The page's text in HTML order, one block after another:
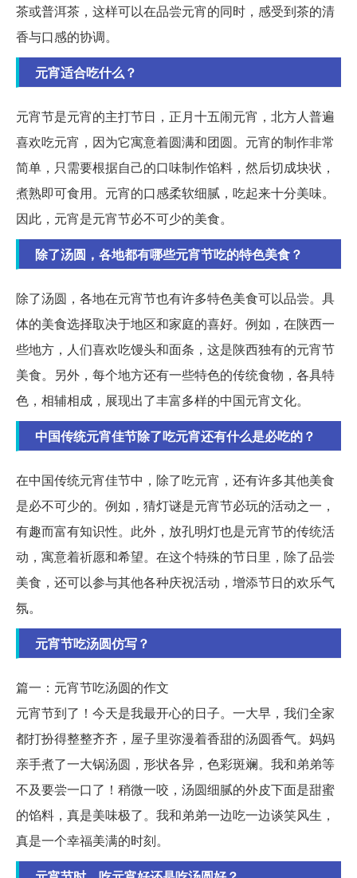
茶或普洱茶，这样可以在品尝元宵的同时，感受到茶的清
香与口感的协调。
元宵适合吃什么？
元宵节是元宵的主打节日，正月十五闹元宵，北方人普遍
喜欢吃元宵，因为它寓意着圆满和团圆。元宵的制作非常
简单，只需要根据自己的口味制作馅料，然后切成块状，
煮熟即可食用。元宵的口感柔软细腻，吃起来十分美味。
因此，元宵是元宵节必不可少的美食。
除了汤圆，各地都有哪些元宵节吃的特色美食？
除了汤圆，各地在元宵节也有许多特色美食可以品尝。具
体的美食选择取决于地区和家庭的喜好。例如，在陕西一
些地方，人们喜欢吃馒头和面条，这是陕西独有的元宵节
美食。另外，每个地方还有一些特色的传统食物，各具特
色，相辅相成，展现出了丰富多样的中国元宵文化。
中国传统元宵佳节除了吃元宵还有什么是必吃的？
在中国传统元宵佳节中，除了吃元宵，还有许多其他美食
是必不可少的。例如，猜灯谜是元宵节必玩的活动之一，
有趣而富有知识性。此外，放孔明灯也是元宵节的传统活
动，寓意着祈愿和希望。在这个特殊的节日里，除了品尝
美食，还可以参与其他各种庆祝活动，增添节日的欢乐气
氛。
元宵节吃汤圆仿写？
篇一：元宵节吃汤圆的作文
元宵节到了！今天是我最开心的日子。一大早，我们全家
都打扮得整整齐齐，屋子里弥漫着香甜的汤圆香气。妈妈
亲手煮了一大锅汤圆，形状各异，色彩斑斓。我和弟弟等
不及要尝一口了！稍微一咬，汤圆细腻的外皮下面是甜蜜
的馅料，真是美味极了。我和弟弟一边吃一边谈笑风生，
真是一个幸福美满的时刻。